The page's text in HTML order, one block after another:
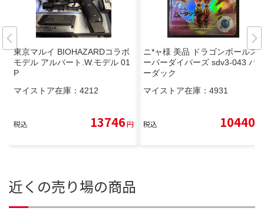
東京マルイ BIOHAZARDコラボ
モデル アルバート.W.モデル 01
P
マイストア在庫： 4212
税込 13746円
ニ*ャ様 美品 ドラゴンボールス
ーパーダイバーズ sdv3-043 バ
ーダック
マイストア在庫： 4931
税込 10440
近くの売り場の商品